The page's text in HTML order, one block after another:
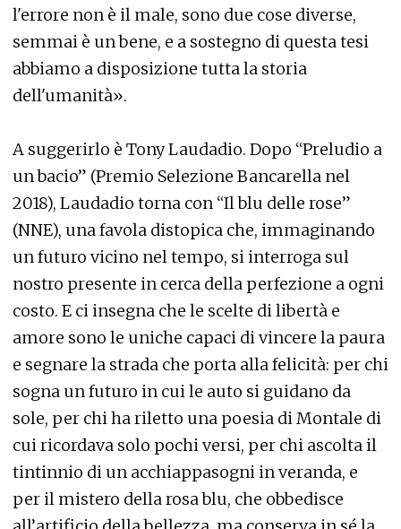
l'errore non è il male, sono due cose diverse,
semmai è un bene, e a sostegno di questa tesi
abbiamo a disposizione tutta la storia
dell'umanità».
A suggerirlo è Tony Laudadio. Dopo “Preludio a
un bacio” (Premio Selezione Bancarella nel
2018), Laudadio torna con “Il blu delle rose”
(NNE), una favola distopica che, immaginando
un futuro vicino nel tempo, si interroga sul
nostro presente in cerca della perfezione a ogni
costo. E ci insegna che le scelte di libertà e
amore sono le uniche capaci di vincere la paura
e segnare la strada che porta alla felicità: per chi
sogna un futuro in cui le auto si guidano da
sole, per chi ha riletto una poesia di Montale di
cui ricordava solo pochi versi, per chi ascolta il
tintinnio di un acchiappasogni in veranda, e
per il mistero della rosa blu, che obbedisce